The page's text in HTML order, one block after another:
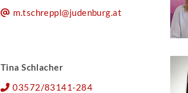
m.tschreppl@judenburg.at
Tina Schlacher
03572/83141-284